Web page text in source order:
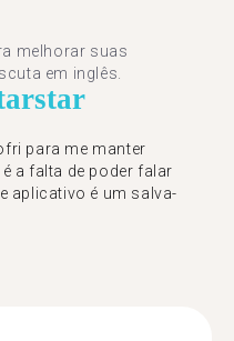
melhorar suas
em inglês.
star
para me manter
a falta de poder falar
aplicativo é um salva-